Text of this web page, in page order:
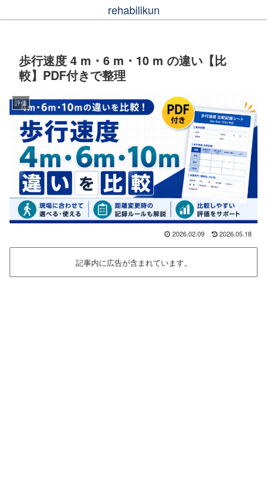
rehabilikun
歩行速度 4 m・6 m・10 m の違い【比
較】PDF付きで整理
評価
2026.02.09 2026.05.18
記事内に広告が含まれています。